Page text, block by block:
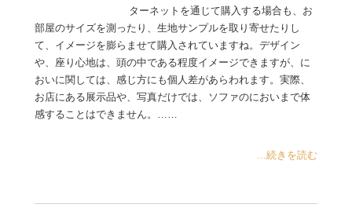
ターネットを通じて購入する場合も、お
部屋のサイズを測ったり、生地サンプルを取り寄せたりし
て、イメージを膨らませて購入されていますね。デザイン
や、座り心地は、頭の中である程度イメージできますが、に
おいに関しては、感じ方にも個人差があらわれます。実際、
お店にある展示品や、写真だけでは、ソファのにおいまで体
感することはできません。……
...続きを読む